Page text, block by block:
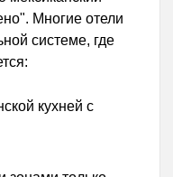
Многие отели
системе, где
кухней с